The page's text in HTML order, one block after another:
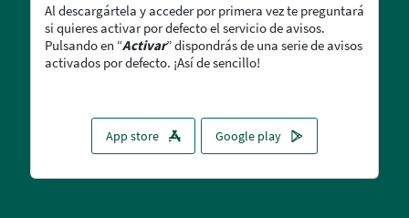
Al descargártela y acceder por primera vez te preguntará
si quieres activar por defecto el servicio de avisos.
Pulsando en “Activar” dispondrás de una serie de avisos
activados por defecto. ¡Así de sencillo!
App store Google play